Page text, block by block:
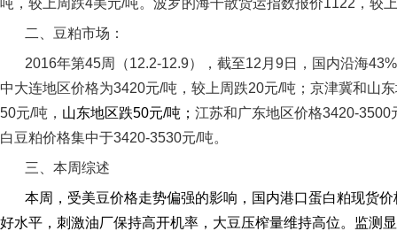
吨，较上周跌4美元/吨。波罗的海干散货运指数报价1122 ，较
二、豆粕市场：
2016年第45周（12.2-12.9），截至12 月 9日，国内沿海43%
中大连地区价格为3420元/吨，较上周跌20元/吨；京津冀和山
50元/吨， 山东地区跌50元/吨； 江苏和广东地区价格3420-3500
白豆粕价格集中于3420-3530元/吨。
三、本周综述
本周，受美豆价格走势偏强的影响，国内港口蛋白粕现货
好水平，刺激油厂保持高开机率，大豆压榨量维持高位。监测